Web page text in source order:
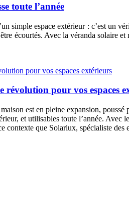
toute l’année
simple espace extérieur : c’est un
écourtés. Avec la véranda solaire
révolution pour vos espaces
est en pleine expansion,
et utilisables toute l’année. Avec
contexte que Solarlux, spécialiste